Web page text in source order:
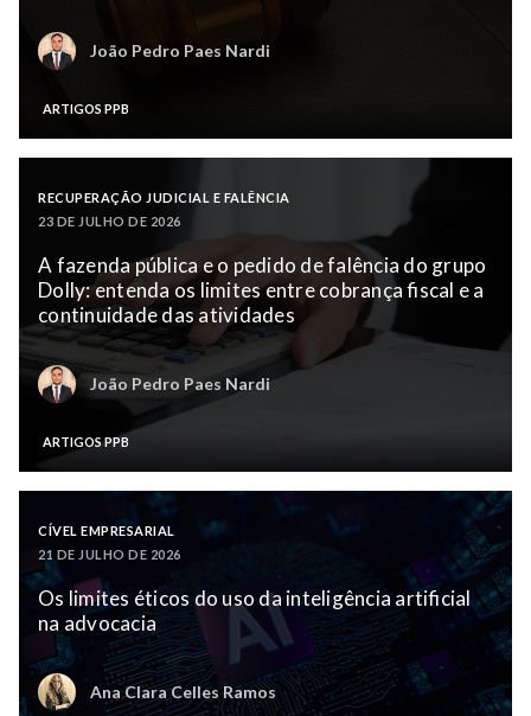
João Pedro Paes Nardi
ARTIGOS PPB
RECUPERAÇÃO JUDICIAL E FALÊNCIA
23 DE JULHO DE 2026
A fazenda pública e o pedido de falência do grupo
Dolly: entenda os limites entre cobrança fiscal e a
continuidade das atividades
João Pedro Paes Nardi
ARTIGOS PPB
CÍVEL EMPRESARIAL
21 DE JULHO DE 2026
Os limites éticos do uso da inteligência artificial
na advocacia
Ana Clara Celles Ramos